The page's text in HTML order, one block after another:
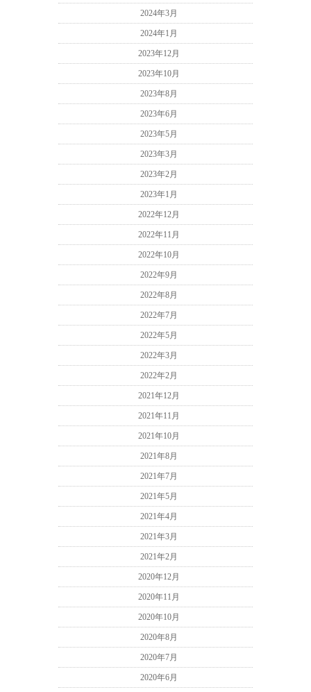
2024年3月
2024年1月
2023年12月
2023年10月
2023年8月
2023年6月
2023年5月
2023年3月
2023年2月
2023年1月
2022年12月
2022年11月
2022年10月
2022年9月
2022年8月
2022年7月
2022年5月
2022年3月
2022年2月
2021年12月
2021年11月
2021年10月
2021年8月
2021年7月
2021年5月
2021年4月
2021年3月
2021年2月
2020年12月
2020年11月
2020年10月
2020年8月
2020年7月
2020年6月